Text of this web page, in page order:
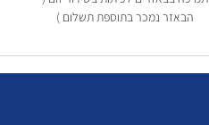
הבאזר נמכר בתוספת תשלום )